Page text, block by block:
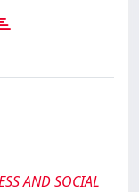
AND SOCIAL